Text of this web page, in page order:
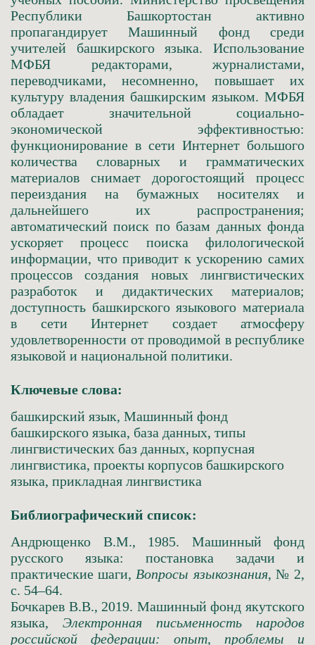
Республики Башкортостан активно
пропагандирует Машинный фонд среди
учителей башкирского языка. Использование
МФБЯ редакторами, журналистами,
переводчиками, несомненно, повышает их
культуру владения башкирским языком. МФБЯ
обладает значительной социально­
экономической эффективностью:
функционирование в сети Интернет большого
количества словарных и грамматических
материалов снимает дорогостоящий процесс
переиздания на бумажных носителях и
дальнейшего их распространения;
автоматический поиск по базам данных фонда
ускоряет процесс поиска филологической
информации, что приводит к ускорению самих
процессов создания новых лингвистических
разработок и дидактических материалов;
доступность башкирского языкового материала
в сети Интернет создает атмосферу
удовлетворенности от проводимой в республике
языковой и национальной политики.
Ключевые слова:
башкирский язык, Машинный фонд
башкирского языка, база данных, типы
лингвистических баз данных, корпусная
лингвистика, проекты корпусов башкирского
языка, прикладная лингвистика
Библиографический список:
Андрющенко В.М., 1985. Машинный фонд
русского языка: постановка задачи и
практические шаги, Вопросы языкознания, № 2,
с. 54–64.
Бочкарев В.В., 2019. Машинный фонд якутского
языка, Электронная письменность народов
российской федерации: опыт, проблемы и